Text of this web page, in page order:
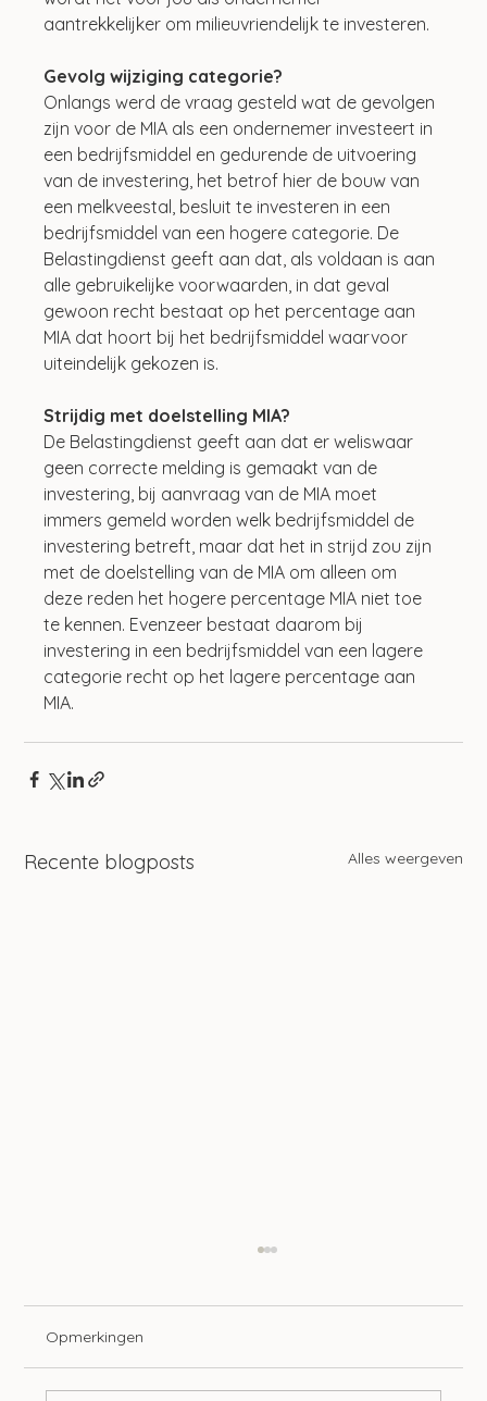
aantrekkelijker om milieuvriendelijk te investeren.
Gevolg wijziging categorie?
Onlangs werd de vraag gesteld wat de gevolgen
zijn voor de MIA als een ondernemer investeert in
een bedrijfsmiddel en gedurende de uitvoering
van de investering, het betrof hier de bouw van
een melkveestal, besluit te investeren in een
bedrijfsmiddel van een hogere categorie. De
Belastingdienst geeft aan dat, als voldaan is aan
alle gebruikelijke voorwaarden, in dat geval
gewoon recht bestaat op het percentage aan
MIA dat hoort bij het bedrijfsmiddel waarvoor
uiteindelijk gekozen is.
Strijdig met doelstelling MIA?
De Belastingdienst geeft aan dat er weliswaar
geen correcte melding is gemaakt van de
investering, bij aanvraag van de MIA moet
immers gemeld worden welk bedrijfsmiddel de
investering betreft, maar dat het in strijd zou zijn
met de doelstelling van de MIA om alleen om
deze reden het hogere percentage MIA niet toe
te kennen. Evenzeer bestaat daarom bij
investering in een bedrijfsmiddel van een lagere
categorie recht op het lagere percentage aan
MIA.
Recente blogposts Alles weergeven
Opmerkingen